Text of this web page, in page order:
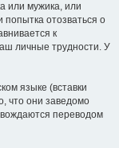
или мужика, или
попытка отозваться о
к
личные трудности. У
языке (вставки
что они заведомо
переводом